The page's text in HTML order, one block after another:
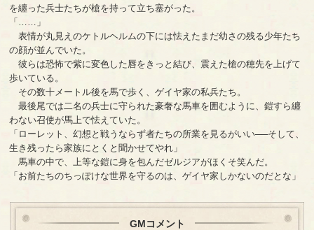
を纏った兵士たちが槍を持って立ち塞がった。
「……」
表情が丸見えのケトルヘルムの下には怯えたまだ幼さの残る少年たち
の顔が並んでいた。
彼らは恐怖で紫に変色した唇をきっと結び、震えた槍の穂先を上げて
歩いている。
その数十メートル後を馬で歩く、ゲイヤ家の私兵たち。
最後尾では二名の兵士に守られた豪奢な馬車を囲むように、鎧すら纏
わない召使が馬上で怯えていた。
「ローレット、幻想と戦うならず者たちの所業を見るがいい──そして、
生き残ったら家族にとくと聞かせてやれ」
馬車の中で、上等な鎧に身を包んだゼルジアがほくそ笑んだ。
「お前たちのちっぽけな世界を守るのは、ゲイヤ家しかないのだとな」
GMコメント